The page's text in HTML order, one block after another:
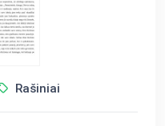
Rašiniai